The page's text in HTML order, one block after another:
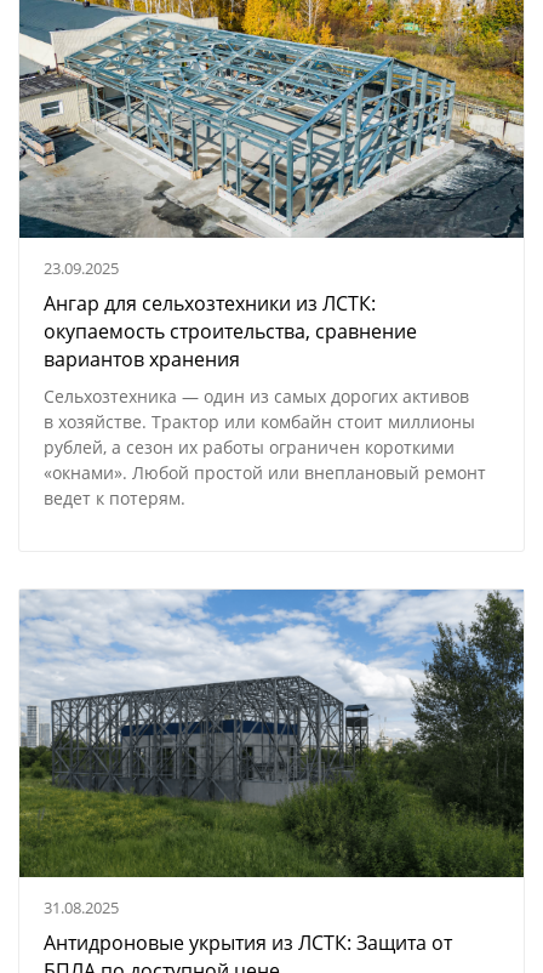
23.09.2025
Ангар для сельхозтехники из ЛСТК:
окупаемость строительства, сравнение
вариантов хранения
Сельхозтехника — один из самых дорогих активов
в хозяйстве. Трактор или комбайн стоит миллионы
рублей, а сезон их работы ограничен короткими
«окнами». Любой простой или внеплановый ремонт
ведет к потерям.
31.08.2025
Антидроновые укрытия из ЛСТК: Защита от